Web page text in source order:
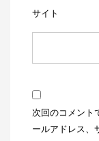
サイト
次回のコメント
ールアドレス、